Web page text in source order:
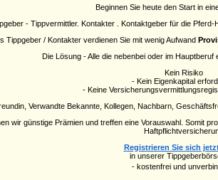
Beginnen Sie heute den Start in
- Tippvermittler. Kontakter . Kontaktgeber für die
Tippgeber / Kontakter verdienen Sie mit wenig Aufwand
Die Lösung - Alle die nebenbei oder im Hauptberuf
Kein Risiko
- Kein Eigenkapital
- Keine
Verwandte Bekannte, Kollegen, Nachbarn,
wir günstige Prämien und treffen eine Vorauswahl. Somit
Registrieren Sie sich
in unserer
- kostenfrei und